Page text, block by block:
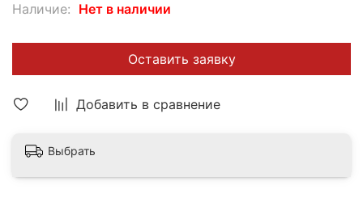
Добавить в сравнение
Наличие: Нет в наличии
Оставить заявку
Выбрать